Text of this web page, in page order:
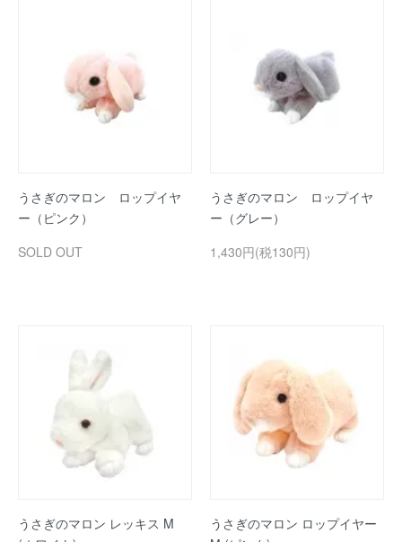
うさぎのマロン ロップイヤ
ー（ピンク）
SOLD OUT
うさぎのマロン ロップイヤ
ー（グレー）
1,430円(税130円)
うさぎのマロン レッキス M
うさぎのマロン ロップイヤー